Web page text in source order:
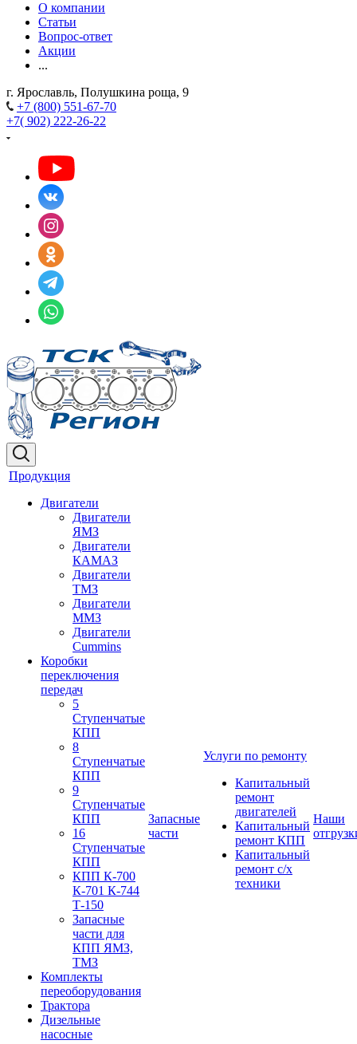
О компании
Статьи
Вопрос-ответ
Акции
...
г. Ярославль, Полушкина роща, 9
+7 (800) 551-67-70
+7( 902) 222-26-22
Продукция
Двигатели
Двигатели
ЯМЗ
Двигатели
КАМАЗ
Двигатели
ТМЗ
Двигатели
ММЗ
Двигатели
Cummins
Коробки
переключения
передач
5
Ступенчатые
КПП
8
Ступенчатые
КПП
9
Ступенчатые
КПП
16
Ступенчатые
КПП
КПП К-700
К-701 К-744
Т-150
Запасные
части для
КПП ЯМЗ,
ТМЗ
Комплекты
переоборудования
Трактора
Дизельные
насосные
Запасные
части
Услуги по ремонту
Капитальный
ремонт
двигателей
Капитальный
ремонт КПП
Капитальный
ремонт с/х
техники
Наши